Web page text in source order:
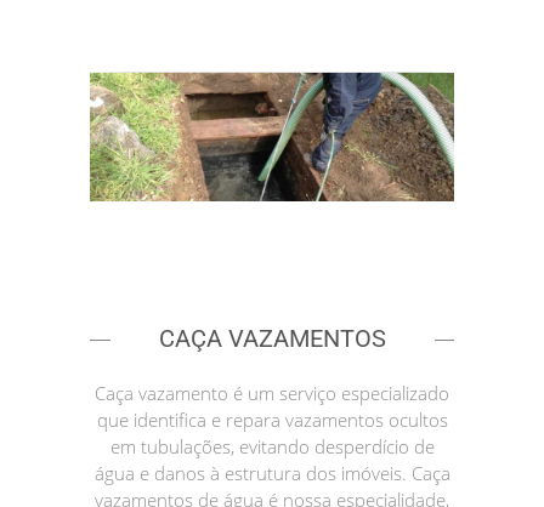
CAÇA VAZAMENTOS
Caça vazamento é um serviço especializado
que identifica e repara vazamentos ocultos
em tubulações, evitando desperdício de
água e danos à estrutura dos imóveis. Caça
vazamentos de água é nossa especialidade,